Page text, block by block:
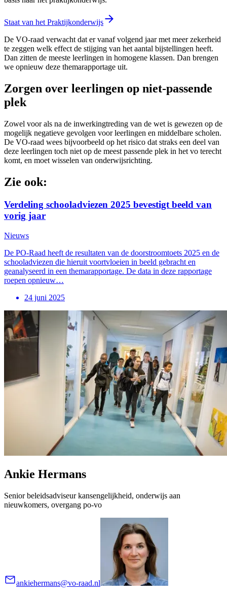
Staat van het Praktijkonderwijs
De VO-raad verwacht dat er vanaf volgend jaar met meer zekerheid
te zeggen welk effect de stijging van het aantal bijstellingen heeft.
Dan zitten de meeste leerlingen in homogene klassen. Dan brengen
we opnieuw deze themarapportage uit.
Zorgen over leerlingen op niet-passende
plek
Zowel voor als na de inwerkingtreding van de wet is gewezen op de
mogelijk negatieve gevolgen voor leerlingen en middelbare scholen.
De VO-raad wees bijvoorbeeld op het risico dat straks een deel van
deze leerlingen toch niet op de meest passende plek in het vo terecht
komt, en moet wisselen van onderwijsrichting.
Zie ook:
Verdeling schooladviezen 2025 bevestigt beeld van
vorig jaar
Nieuws
De PO-Raad heeft de resultaten van de doorstroomtoets 2025 en de
schooladviezen die hieruit voortvloeien in beeld gebracht en
geanalyseerd in een themarapportage. De data in deze rapportage
roepen opnieuw…
24 juni 2025
Ankie Hermans
Senior beleidsadviseur kansengelijkheid, onderwijs aan
nieuwkomers, overgang po-vo
ankiehermans@vo-raad.nl